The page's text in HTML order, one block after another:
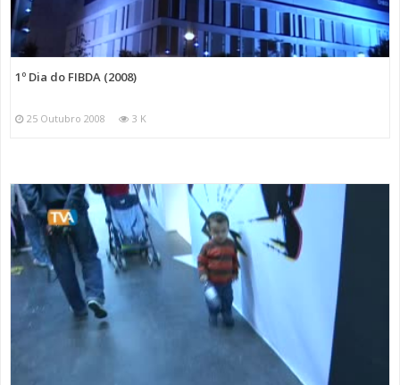
1º Dia do FIBDA (2008)
25 Outubro 2008 3 K